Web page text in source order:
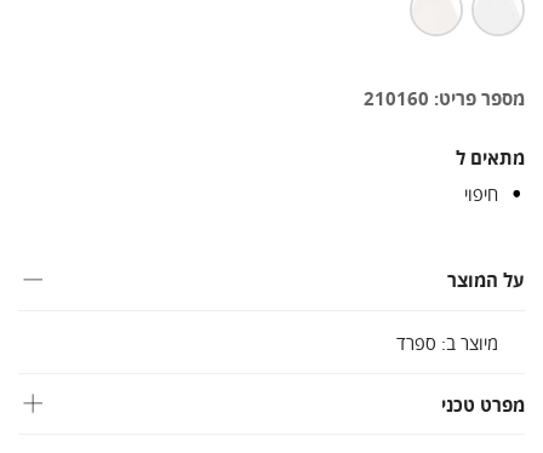
מספר פריט: 210160
מתאים ל
חיפוי
על המוצר
מיוצר ב: ספרד
מפרט טכני